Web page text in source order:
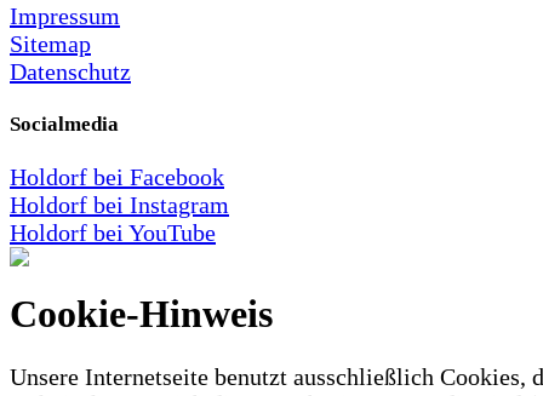
Impressum
Sitemap
Datenschutz
Socialmedia
Holdorf bei Facebook
Holdorf bei Instagram
Holdorf bei YouTube
Cookie-Hinweis
Unsere Internetseite benutzt ausschließlich Cookies,